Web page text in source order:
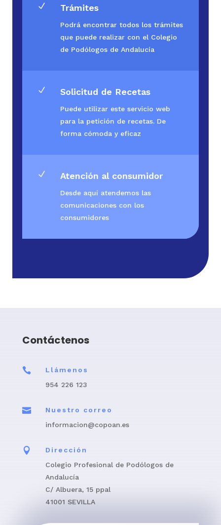
N Trámites
Podrá encontrar todos los trámites
que puede realizar con el Colegio
de Podólogos de Andalucía
N Solicitud de Recetas
Puede utilizar este servicio web
para la petición de recetas. De
forma cómoda y eficaz
N Atención al consumidor
Desde aquí atendemos las
comunicaciones con los
consumidores
Contáctenos

Llámenos
954 226 123

Nuestro correo
informacion@copoan.es

Dirección
Colegio Profesional de Podólogos de
Andalucía
C/ Albuera, 15 ppal
41001 SEVILLA